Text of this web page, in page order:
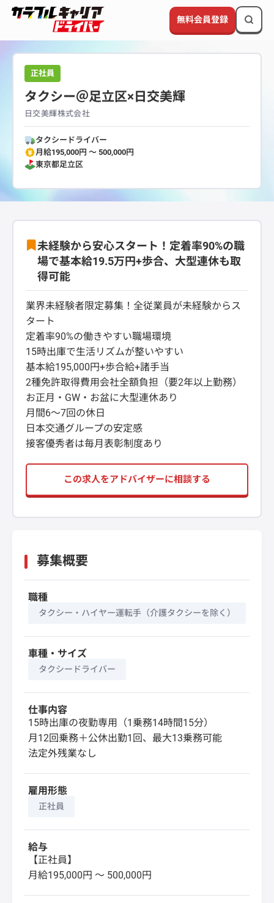
無料会員登録
正社員
タクシー＠足立区×日交美輝
日交美輝株式会社
タクシードライバー
月給195,000円 〜 500,000円
東京都足立区
未経験から安心スタート！定着率90%の職
場で基本給19.5万円+歩合、大型連休も取
得可能
業界未経験者限定募集！全従業員が未経験からス
タート
定着率90%の働きやすい職場環境
15時出庫で生活リズムが整いやすい
基本給195,000円+歩合給+諸手当
2種免許取得費用会社全額負担（要2年以上勤務）
お正月・GW・お盆に大型連休あり
月間6～7回の休日
日本交通グループの安定感
接客優秀者は毎月表彰制度あり
この求人をアドバイザーに相談する
募集概要
職種
タクシー・ハイヤー運転手（介護タクシーを除く）
車種・サイズ
タクシードライバー
仕事内容
15時出庫の夜勤専用（1乗務14時間15分）
月12回乗務＋公休出勤1回、最大13乗務可能
法定外残業なし
雇用形態
正社員
給与
【正社員】
月給195,000円 〜 500,000円